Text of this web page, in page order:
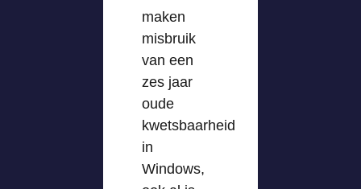
maken
misbruik
van een
zes jaar
oude
kwetsbaarheid
in
Windows,